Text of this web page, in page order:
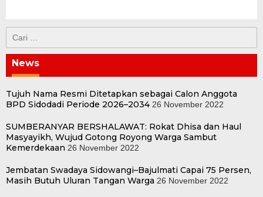
untuk:
News
Tujuh Nama Resmi Ditetapkan sebagai Calon Anggota
BPD Sidodadi Periode 2026–2034 26 November 2022
SUMBERANYAR BERSHALAWAT: Rokat Dhisa dan Haul
Masyayikh, Wujud Gotong Royong Warga Sambut
Kemerdekaan 26 November 2022
Jembatan Swadaya Sidowangi–Bajulmati Capai 75 Persen,
Masih Butuh Uluran Tangan Warga 26 November 2022